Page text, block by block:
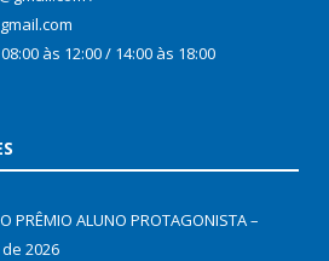
às 12:00 / 14:00 às 18:00
PRÊMIO ALUNO PROTAGONISTA –
2026